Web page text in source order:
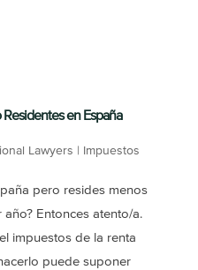
en España
Lawyers Impuestos
pero resides menos
Entonces atento/a.
impuestos de la renta
puede suponer